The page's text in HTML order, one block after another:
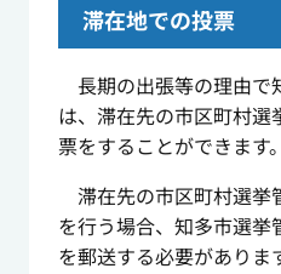
滞在地での投票
長期の出張等の理由で
は、滞在先の市区町村
票をすることができます。
滞在先の市区町村選挙
を行う場合、知多市選
を郵送する必要がありま